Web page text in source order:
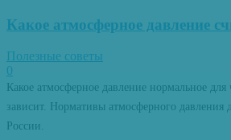
Какое атмосферное давление
Полезные советы
0
Какое атмосферное давление нормальное для
зависит. Нормативы атмосферного давления
России.